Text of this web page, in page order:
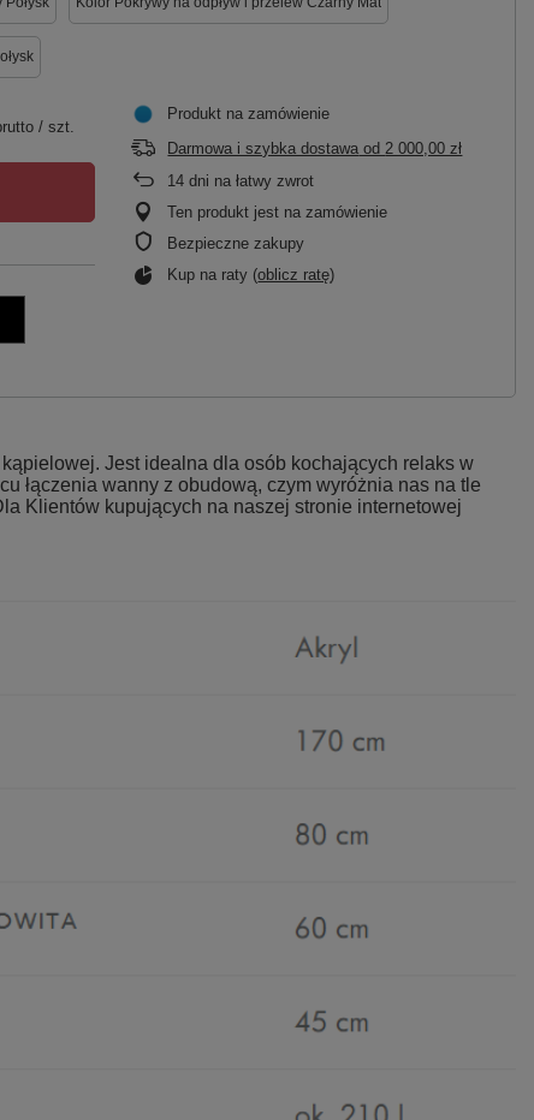
/ szt.
Produkt na zamówienie
Darmowa i szybka dostawa od2 000,00 zł
14 dni na łatwy zwrot
Ten produkt jest na zamówienie
Bezpieczne zakupy
Kup na raty (oblicz ratę)
Jest idealna dla osób kochających relaks w
łączenia wanny z obudową, czym wyróżnia nas na tle
Klientów kupujących na naszej stronie internetowej